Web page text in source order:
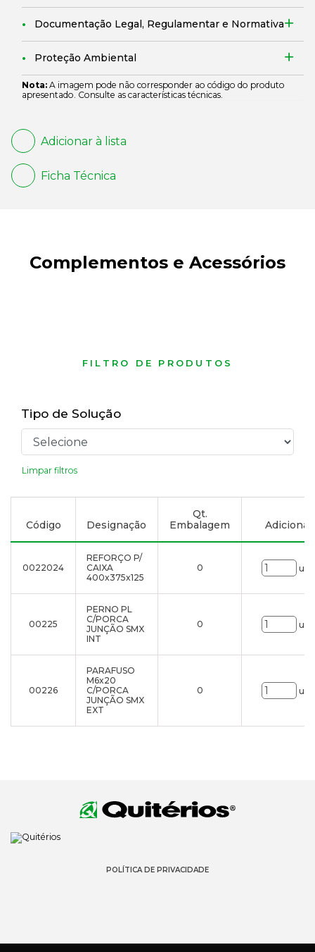
Documentação Legal, Regulamentar e Normativa
Proteção Ambiental
Nota: A imagem pode não corresponder ao código do produto
apresentado. Consulte as características técnicas.
Adicionar à lista
Ficha Técnica
Complementos e Acessórios
FILTRO DE PRODUTOS
Tipo de Solução
Limpar filtros
Código Designação
Qt.
Embalagem
Adicionar
0022024
REFORÇO P/
CAIXA
400x375x125
0
00225
PERNO PL
C/PORCA
JUNÇÃO SMX
INT
0
00226
PARAFUSO
M6x20
C/PORCA
JUNÇÃO SMX
EXT
0
POLÍTICA DE PRIVACIDADE